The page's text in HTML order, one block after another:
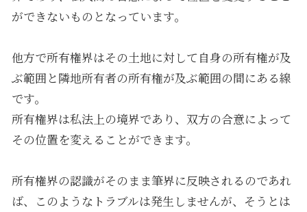
ができないものとなっています。
他方で所有権界はその土地に対して自身の所有権が及
ぶ範囲と隣地所有者の所有権が及ぶ範囲の間にある線
です。
所有権界は私法上の境界であり、双方の合意によって
その位置を変えることができます。
所有権界の認識がそのまま筆界に反映されるのであれ
ば、このようなトラブルは発生しませんが、そうとは